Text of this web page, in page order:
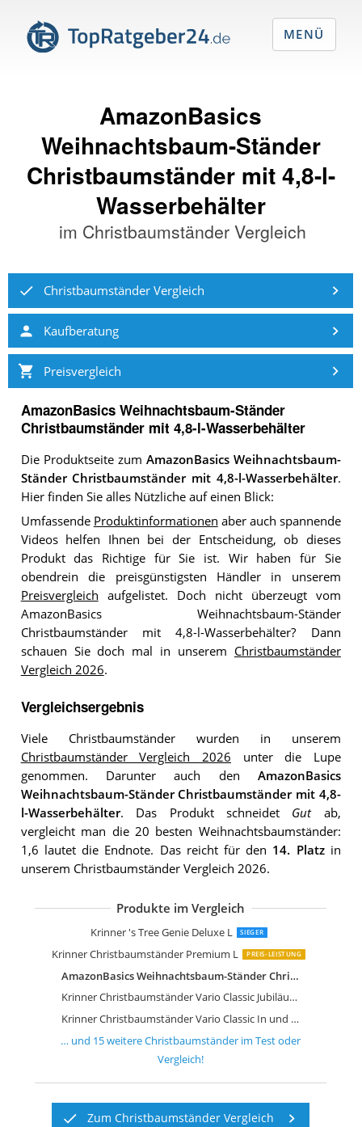
AmazonBasics
Weihnachtsbaum-Ständer
Christbaumständer mit 4,8-l-
Wasserbehälter
im Christbaumständer Vergleich
Christbaumständer Vergleich
Kaufberatung
Preisvergleich
AmazonBasics Weihnachtsbaum-Ständer
Christbaumständer mit 4,8-l-Wasserbehälter
Die Produktseite zum AmazonBasics Weihnachtsbaum-
Ständer Christbaumständer mit 4,8-l-Wasserbehälter.
Hier finden Sie alles Nützliche auf einen Blick:
Umfassende Produktinformationen aber auch spannende
Videos helfen Ihnen bei der Entscheidung, ob dieses
Produkt das Richtige für Sie ist. Wir haben für Sie
obendrein die preisgünstigsten Händler in unserem
Preisvergleich aufgelistet. Doch nicht überzeugt vom
AmazonBasics Weihnachtsbaum-Ständer
Christbaumständer mit 4,8-l-Wasserbehälter? Dann
schauen Sie doch mal in unserem Christbaumständer
Vergleich 2026.
Vergleichsergebnis
Viele Christbaumständer wurden in unserem
Christbaumständer Vergleich 2026 unter die Lupe
genommen. Darunter auch den AmazonBasics
Weihnachtsbaum-Ständer Christbaumständer mit 4,8-
l-Wasserbehälter. Das Produkt schneidet Gutab,
vergleicht man die 20 besten Weihnachtsbaumständer:
1,6 lautet die Endnote. Das reicht für den 14. Platzin
unserem Christbaumständer Vergleich 2026.
Produkte im Vergleich
Krinner 's Tree Genie Deluxe L SIEGER
Krinner Christbaumständer Premium L PREIS-LEISTUNG
AmazonBasics Weihnachtsbaum-Ständer Christbaumständer mit 4,8-l-Wasserbehälter
Krinner Christbaumständer Vario Classic Jubiläumsmodell in Sonderlackierung
Krinner Christbaumständer Vario Classic In und Outdoor
Krinner Original Kopenhagen Eiche
Krinner Christbaumständer Vario Tölz
Star-Max Christbaumständer by F-H-S
Star-Max Christbaumständer by F-H-S
Blumixx Christmas-World
Star-Max Christbaumständer mit
Christbaumständer NIKO Klick Fix
FHS-International
… und 15weitereChristbaumständer im Test oder
Vergleich!
Zum Christbaumständer Vergleich
MENÜ